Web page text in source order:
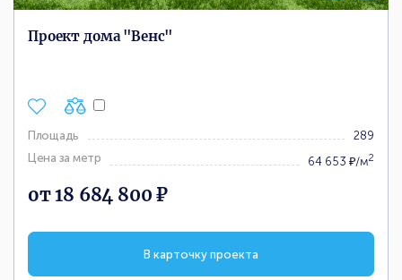
Проект дома "Венс"
Площадь
289
Цена за метр
64 653 ₽/м2
от 18 684 800 ₽
В карточку проекта